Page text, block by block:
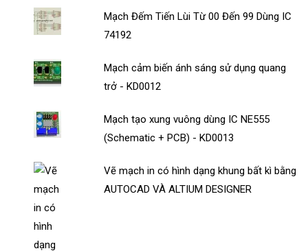
Mạch Đếm Tiến Lùi Từ 00 Đến 99 Dùng IC
74192
Mạch cảm biến ánh sáng sử dụng quang
trở - KD0012
Mạch tạo xung vuông dùng IC NE555
(Schematic + PCB) - KD0013
Vẽ mạch in có hình dạng khung bất kì bằng
AUTOCAD VÀ ALTIUM DESIGNER